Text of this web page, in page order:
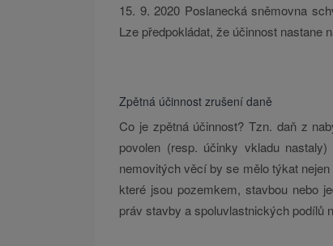
15. 9. 2020 Poslanecká sněmovna
Lze předpokládat, že účinnost nastane
Zpětná účinnost zrušení daně
Co je zpětná účinnost? Tzn. daň z
povolen (resp. účinky vkladu
nemovitých věcí by se mělo týkat
které jsou pozemkem, stavbou nebo
práv stavby a spoluvlastnických podílů